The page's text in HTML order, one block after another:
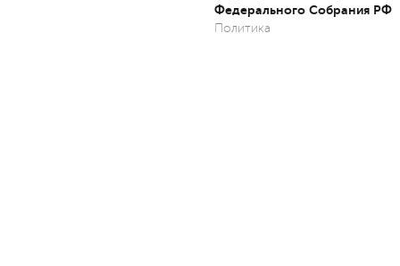
Федерального Собрания РФ
Политика